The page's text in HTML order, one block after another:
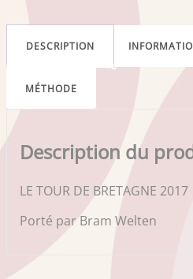
DESCRIPTION
MÉTHODE
Description du
LE TOUR DE BRETAGNE 2017
Porté par Bram Welten